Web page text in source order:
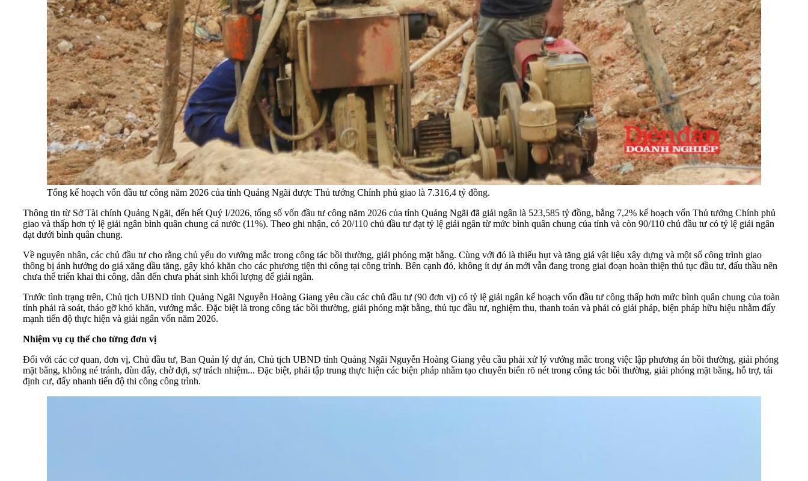
Tổng kế hoạch vốn đầu tư công năm 2026 của tỉnh Quảng Ngãi được Thủ tướng Chính phủ giao là 7.316,4 tỷ đồng.
Thông tin từ Sở Tài chính Quảng Ngãi, đến hết Quý I/2026, tổng số vốn đầu tư công năm 2026 của tỉnh Quảng Ngãi đã giải ngân là 523,585 tỷ đồng, bằng 7,2% kế hoạch vốn Thủ tướng Chính phủ
giao và thấp hơn tỷ lệ giải ngân bình quân chung cả nước (11%). Theo ghi nhận, có 20/110 chủ đầu tư đạt tỷ lệ giải ngân từ mức bình quân chung của tỉnh và còn 90/110 chủ đầu tư có tỷ lệ giải ngân
đạt dưới bình quân chung.
Về nguyên nhân, các chủ đầu tư cho rằng chủ yếu do vướng mắc trong công tác bồi thường, giải phóng mặt bằng. Cùng với đó là thiếu hụt và tăng giá vật liệu xây dựng và một số công trình giao
thông bị ảnh hưởng do giá xăng dầu tăng, gây khó khăn cho các phương tiện thi công tại công trình. Bên cạnh đó, không ít dự án mới vẫn đang trong giai đoạn hoàn thiện thủ tục đầu tư, đấu thầu nên
chưa thể triển khai thi công, dẫn đến chưa phát sinh khối lượng để giải ngân.
Trước tình trạng trên, Chủ tịch UBND tỉnh Quảng Ngãi Nguyễn Hoàng Giang yêu cầu các chủ đầu tư (90 đơn vị) có tỷ lệ giải ngân kế hoạch vốn đầu tư công thấp hơn mức bình quân chung của toàn
tỉnh phải rà soát, tháo gỡ khó khăn, vướng mắc. Đặc biệt là trong công tác bồi thường, giải phóng mặt bằng, thủ tục đầu tư, nghiệm thu, thanh toán và phải có giải pháp, biện pháp hữu hiệu nhằm đẩy
mạnh tiến độ thực hiện và giải ngân vốn năm 2026.
Nhiệm vụ cụ thể cho từng đơn vị
Đối với các cơ quan, đơn vị, Chủ đầu tư, Ban Quản lý dự án, Chủ tịch UBND tỉnh Quảng Ngãi Nguyễn Hoàng Giang yêu cầu phải xử lý vướng mắc trong việc lập phương án bồi thường, giải phóng
mặt bằng, không né tránh, đùn đẩy, chờ đợi, sợ trách nhiệm... Đặc biệt, phải tập trung thực hiện các biện pháp nhằm tạo chuyển biến rõ nét trong công tác bồi thường, giải phóng mặt bằng, hỗ trợ, tái
định cư, đẩy nhanh tiến độ thi công công trình.